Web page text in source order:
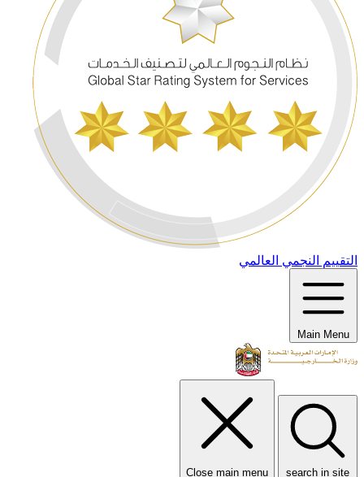
التقييم النجمي العالمي
Main Menu
search in site
Close main menu